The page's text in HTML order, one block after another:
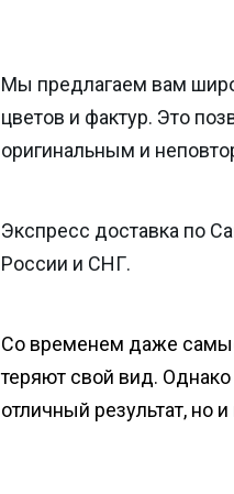
Мы предлагаем вам
цветов и фактур. Это
оригинальным и
Экспресс доставка по
России и СНГ.
Со временем даже
теряют свой вид.
отличный результат, но